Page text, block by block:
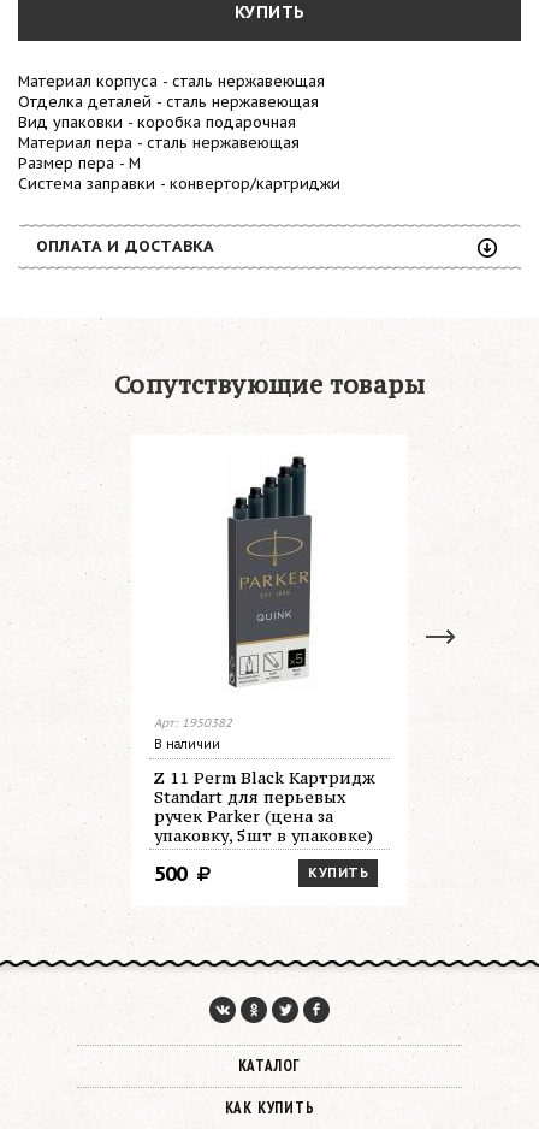
КУПИТЬ
Материал корпуса - сталь нержавеющая
Отделка деталей - сталь нержавеющая
Вид упаковки - коробка подарочная
Материал пера - сталь нержавеющая
Размер пера - M
Система заправки - конвертор/картриджи
ОПЛАТА И ДОСТАВКА
Сопутствующие товары
Арт: 1950382
В наличии
Z 11 Perm Black Картридж
Standart для перьевых
ручек Parker (цена за
упаковку, 5шт в упаковке)
КУПИТЬ
500
В наличии
Z 11
КАТАЛОГ
КАК КУПИТЬ